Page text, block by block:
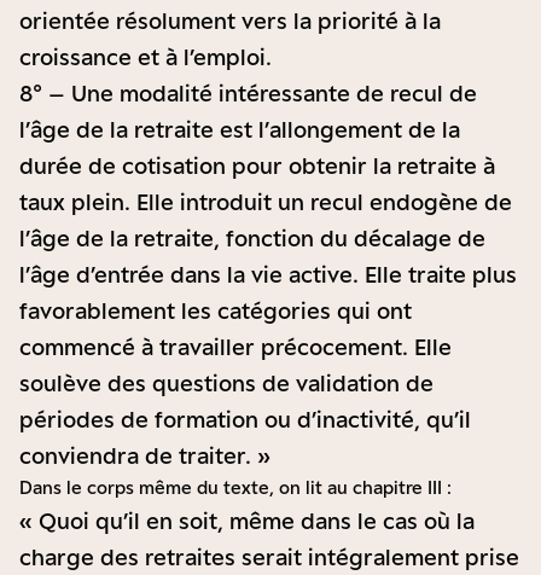
orientée résolument vers la priorité à la
croissance et à l’emploi.
8° – Une modalité intéressante de recul de
l’âge de la retraite est l’allongement de la
durée de cotisation pour obtenir la retraite à
taux plein. Elle introduit un recul endogène de
l’âge de la retraite, fonction du décalage de
l’âge d’entrée dans la vie active. Elle traite plus
favorablement les catégories qui ont
commencé à travailler précocement. Elle
soulève des questions de validation de
périodes de formation ou d’inactivité, qu’il
conviendra de traiter. »
Dans le corps même du texte, on lit au chapitre III :
« Quoi qu’il en soit, même dans le cas où la
charge des retraites serait intégralement prise